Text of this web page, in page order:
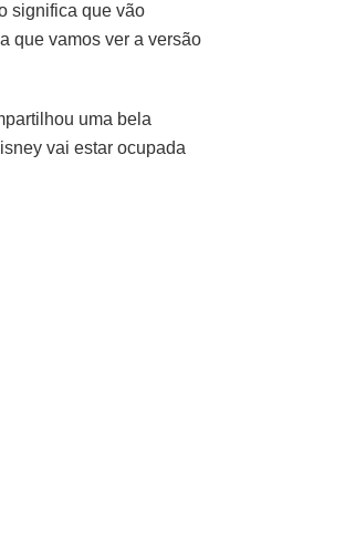
significa que vão
que vamos ver a versão
uma bela
vai estar ocupada